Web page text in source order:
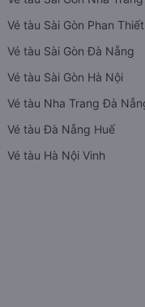
Vé tàu Sài Gòn Phan Thiết
Vé tàu Sài Gòn Đà Nẵng
Vé tàu Sài Gòn Hà Nội
Vé tàu Nha Trang Đà
Vé tàu Đà Nẵng Huế
Vé tàu Hà Nội Vinh